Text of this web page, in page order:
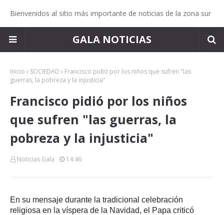
Bienvenidos al sitio más importante de noticias de la zona sur
GALA NOTICIAS
Inicio SOCIEDAD
Francisco pidió por los niños que sufren "las
guerras, la pobreza y la injusticia"
Francisco pidió por los niños
que sufren "las guerras, la
pobreza y la injusticia"
Noticias Gala 14:46
En su mensaje durante la tradicional celebración
religiosa en la víspera de la Navidad, el Papa criticó